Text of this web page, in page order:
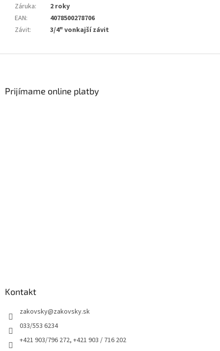
Záruka:
2 roky
EAN:
4078500278706
Závit: 3/4" vonkajší závit
Prijímame online platby
Kontakt
zakovsky@zakovsky.sk
033/553 6234
+421 903/796 272, +421 903 / 716 202